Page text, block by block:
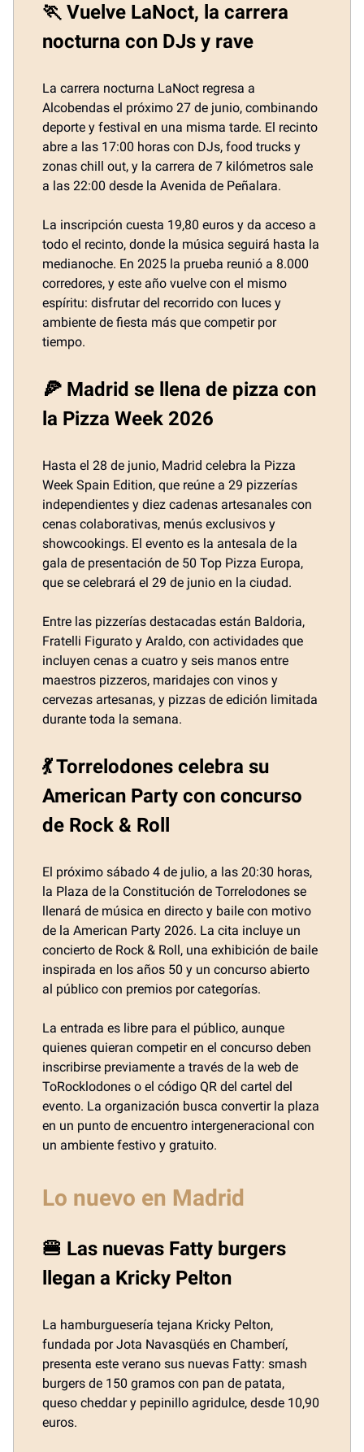
🏃 Vuelve LaNoct, la carrera
nocturna con DJs y rave
La carrera nocturna LaNoct regresa a
Alcobendas el próximo 27 de junio, combinando
deporte y festival en una misma tarde. El recinto
abre a las 17:00 horas con DJs, food trucks y
zonas chill out, y la carrera de 7 kilómetros sale
a las 22:00 desde la Avenida de Peñalara.
La inscripción cuesta 19,80 euros y da acceso a
todo el recinto, donde la música seguirá hasta la
medianoche. En 2025 la prueba reunió a 8.000
corredores, y este año vuelve con el mismo
espíritu: disfrutar del recorrido con luces y
ambiente de fiesta más que competir por
tiempo.
🍕 Madrid se llena de pizza con
la Pizza Week 2026
Hasta el 28 de junio, Madrid celebra la Pizza
Week Spain Edition, que reúne a 29 pizzerías
independientes y diez cadenas artesanales con
cenas colaborativas, menús exclusivos y
showcookings. El evento es la antesala de la
gala de presentación de 50 Top Pizza Europa,
que se celebrará el 29 de junio en la ciudad.
Entre las pizzerías destacadas están Baldoria,
Fratelli Figurato y Araldo, con actividades que
incluyen cenas a cuatro y seis manos entre
maestros pizzeros, maridajes con vinos y
cervezas artesanas, y pizzas de edición limitada
durante toda la semana.
💃 Torrelodones celebra su
American Party con concurso
de Rock & Roll
El próximo sábado 4 de julio, a las 20:30 horas,
la Plaza de la Constitución de Torrelodones se
llenará de música en directo y baile con motivo
de la American Party 2026. La cita incluye un
concierto de Rock & Roll, una exhibición de baile
inspirada en los años 50 y un concurso abierto
al público con premios por categorías.
La entrada es libre para el público, aunque
quienes quieran competir en el concurso deben
inscribirse previamente a través de la web de
ToRocklodones o el código QR del cartel del
evento. La organización busca convertir la plaza
en un punto de encuentro intergeneracional con
un ambiente festivo y gratuito.
Lo nuevo en Madrid
🍔 Las nuevas Fatty burgers
llegan a Kricky Pelton
La hamburguesería tejana Kricky Pelton,
fundada por Jota Navasqüés en Chamberí,
presenta este verano sus nuevas Fatty: smash
burgers de 150 gramos con pan de patata,
queso cheddar y pepinillo agridulce, desde 10,90
euros.